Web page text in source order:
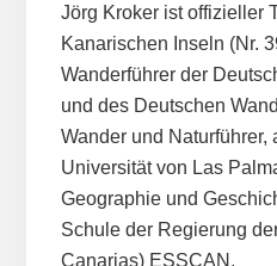
Jörg Kroker ist offizieller
Kanarischen Inseln (Nr.
Wanderführer der
und des Deutschen
Wander und Naturführer,
Universität von Las
Geographie und
Schule der Regierung
Canarias) ESSCAN.